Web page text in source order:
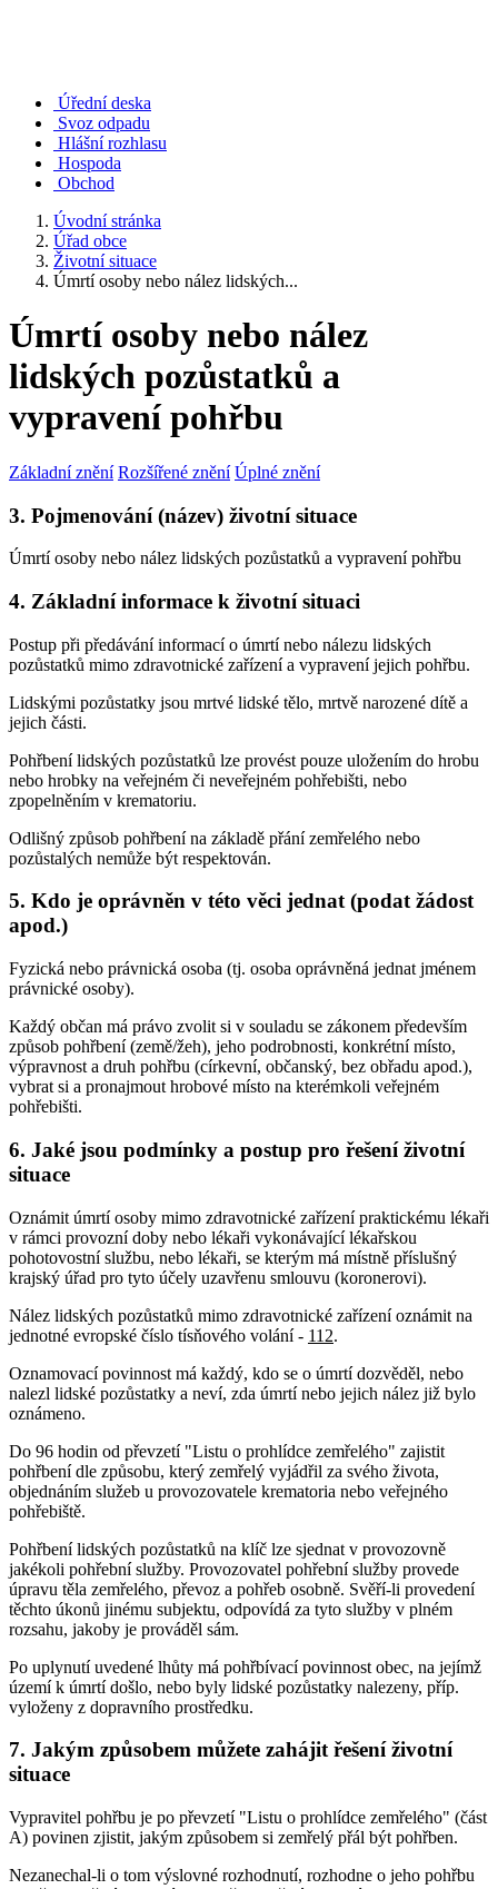
Úřední deska
Svoz odpadu
Hlášní rozhlasu
Hospoda
Obchod
Úvodní stránka
Úřad obce
Životní situace
Úmrtí osoby nebo nález lidských...
Úmrtí osoby nebo nález
lidských pozůstatků a
vypravení pohřbu
Základní znění Rozšířené znění Úplné znění
3. Pojmenování (název) životní situace
Úmrtí osoby nebo nález lidských pozůstatků a vypravení pohřbu
4. Základní informace k životní situaci
Postup při předávání informací o úmrtí nebo nálezu lidských
pozůstatků mimo zdravotnické zařízení a vypravení jejich pohřbu.
Lidskými pozůstatky jsou mrtvé lidské tělo, mrtvě narozené dítě a
jejich části.
Pohřbení lidských pozůstatků lze provést pouze uložením do hrobu
nebo hrobky na veřejném či neveřejném pohřebišti, nebo
zpopelněním v krematoriu.
Odlišný způsob pohřbení na základě přání zemřelého nebo
pozůstalých nemůže být respektován.
5. Kdo je oprávněn v této věci jednat (podat žádost
apod.)
Fyzická nebo právnická osoba (tj. osoba oprávněná jednat jménem
právnické osoby).
Každý občan má právo zvolit si v souladu se zákonem především
způsob pohřbení (země/žeh), jeho podrobnosti, konkrétní místo,
výpravnost a druh pohřbu (církevní, občanský, bez obřadu apod.),
vybrat si a pronajmout hrobové místo na kterémkoli veřejném
pohřebišti.
6. Jaké jsou podmínky a postup pro řešení životní
situace
Oznámit úmrtí osoby mimo zdravotnické zařízení praktickému lékaři
v rámci provozní doby nebo lékaři vykonávající lékařskou
pohotovostní službu, nebo lékaři, se kterým má místně příslušný
krajský úřad pro tyto účely uzavřenu smlouvu (koronerovi).
Nález lidských pozůstatků mimo zdravotnické zařízení oznámit na
jednotné evropské číslo tísňového volání - 112.
Oznamovací povinnost má každý, kdo se o úmrtí dozvěděl, nebo
nalezl lidské pozůstatky a neví, zda úmrtí nebo jejich nález již bylo
oznámeno.
Do 96 hodin od převzetí "Listu o prohlídce zemřelého" zajistit
pohřbení dle způsobu, který zemřelý vyjádřil za svého života,
objednáním služeb u provozovatele krematoria nebo veřejného
pohřebiště.
Pohřbení lidských pozůstatků na klíč lze sjednat v provozovně
jakékoli pohřební služby. Provozovatel pohřební služby provede
úpravu těla zemřelého, převoz a pohřeb osobně. Svěří-li provedení
těchto úkonů jinému subjektu, odpovídá za tyto služby v plném
rozsahu, jakoby je prováděl sám.
Po uplynutí uvedené lhůty má pohřbívací povinnost obec, na jejímž
území k úmrtí došlo, nebo byly lidské pozůstatky nalezeny, příp.
vyloženy z dopravního prostředku.
7. Jakým způsobem můžete zahájit řešení životní
situace
Vypravitel pohřbu je po převzetí "Listu o prohlídce zemřelého" (část
A) povinen zjistit, jakým způsobem si zemřelý přál být pohřben.
Nezanechal-li o tom výslovné rozhodnutí, rozhodne o jeho pohřbu